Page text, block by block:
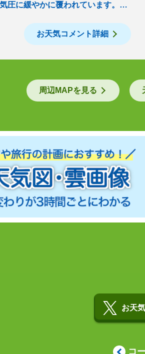
圧に緩やかに覆われています。…
お天気コメント詳細
周辺MAPを見る
お天
コ